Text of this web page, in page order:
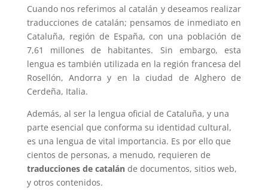
Cuando nos referimos al catalán y deseamos realizar
traducciones de catalán; pensamos de inmediato en
Cataluña, región de España, con una población de
7,61 millones de habitantes. Sin embargo, esta
lengua es también utilizada en la región francesa del
Rosellón, Andorra y en la ciudad de Alghero de
Cerdeña, Italia.
Además, al ser la lengua oficial de Cataluña, y una
parte esencial que conforma su identidad cultural,
es una lengua de vital importancia. Es por ello que
cientos de personas, a menudo, requieren de
traducciones de catalánde documentos, sitios web,
y otros contenidos.